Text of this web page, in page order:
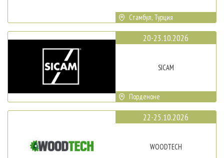
Стамбул, Турция
20-23.10.2026
SICAM
Порденоне
22-25.10.2026
WOODTECH